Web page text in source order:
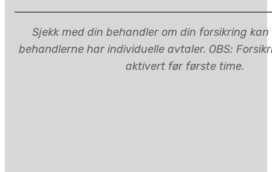
Sjekk med din behandler om din forsikring
behandlerne har individuelle avtaler. OBS:
aktivert før første time.